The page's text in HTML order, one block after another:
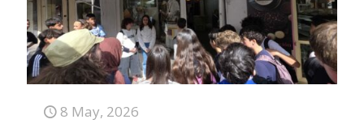
8 May, 2026